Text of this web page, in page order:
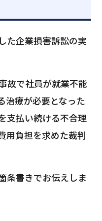
た企業損害訴訟の実
故で社員が就業不能
治療が必要となった
支払い続ける不合理
用負担を求めた裁判
条書きでお伝えしま